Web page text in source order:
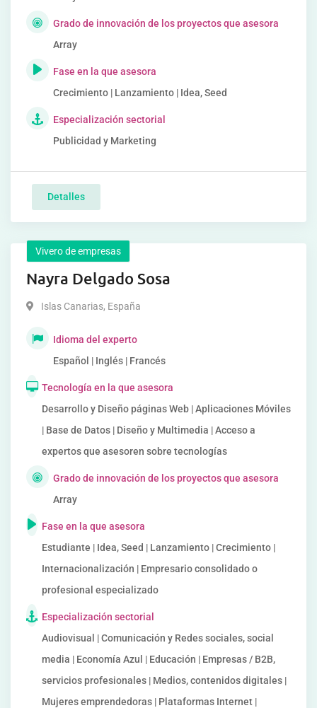
Grado de innovación de los proyectos que asesora
Array
Fase en la que asesora
Crecimiento | Lanzamiento | Idea, Seed
Especialización sectorial
Publicidad y Marketing
Detalles
Vivero de empresas
Nayra Delgado Sosa
Islas Canarias, España
Idioma del experto
Español | Inglés | Francés
Tecnología en la que asesora
Desarrollo y Diseño páginas Web | Aplicaciones Móviles
| Base de Datos | Diseño y Multimedia | Acceso a
expertos que asesoren sobre tecnologías
Grado de innovación de los proyectos que asesora
Array
Fase en la que asesora
Estudiante | Idea, Seed | Lanzamiento | Crecimiento |
Internacionalización | Empresario consolidado o
profesional especializado
Especialización sectorial
Audiovisual | Comunicación y Redes sociales, social
media | Economía Azul | Educación | Empresas / B2B,
servicios profesionales | Medios, contenidos digitales |
Mujeres emprendedoras | Plataformas Internet |